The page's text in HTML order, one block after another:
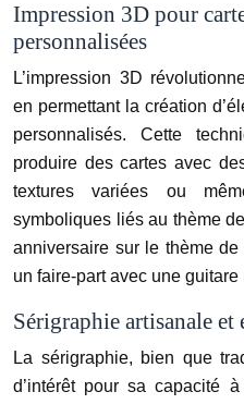
Impression 3D pour
personnalisées
L’impression 3D
en permettant la création
personnalisés. Cette
produire des cartes avec
textures variées ou
symboliques liés au thème
anniversaire sur le thème
un faire-part avec une
Sérigraphie artisanale et
La sérigraphie, bien que
d’intérêt pour sa capacité